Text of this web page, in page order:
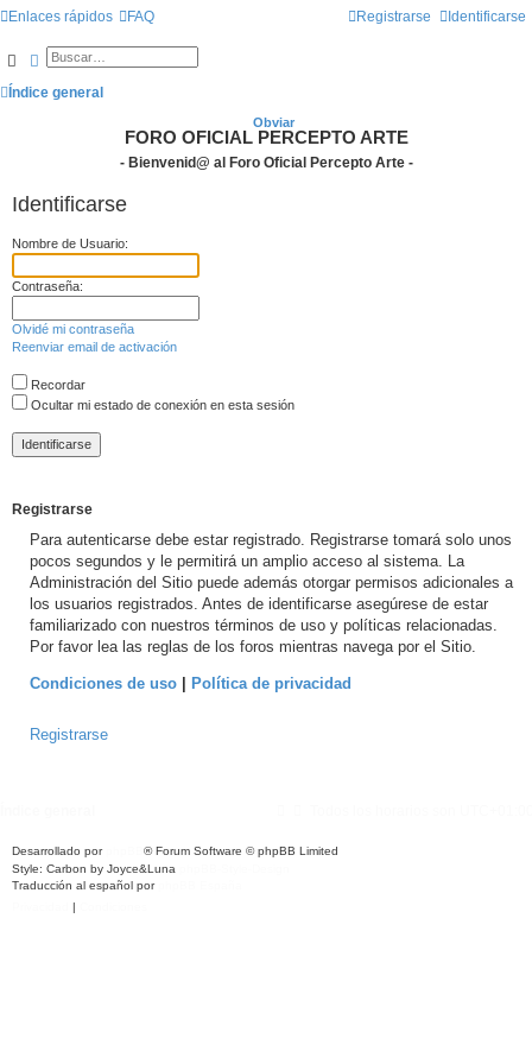
Enlaces rápidos FAQ Identificarse
Registrarse
BuscarBúsqueda avanzada
Índice general
Obviar
FORO OFICIAL PERCEPTO ARTE
- Bienvenid@ al Foro Oficial Percepto Arte -
Identificarse
Nombre de Usuario:
Contraseña:
Olvidé mi contraseña
Reenviar email de activación
Recordar
Ocultar mi estado de conexión en esta sesión
Registrarse
Para autenticarse debe estar registrado. Registrarse tomará solo unos
pocos segundos y le permitirá un amplio acceso al sistema. La
Administración del Sitio puede además otorgar permisos adicionales a
los usuarios registrados. Antes de identificarse asegúrese de estar
familiarizado con nuestros términos de uso y políticas relacionadas.
Por favor lea las reglas de los foros mientras navega por el Sitio.
Condiciones de uso| Política de privacidad
Registrarse
Desarrollado por
® Forum Software © phpBB Limited
Style: Carbon by Joyce&Luna
Traducción al español por